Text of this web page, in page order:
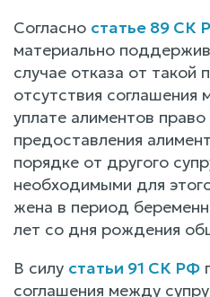
Согласно статье 89 СК
материально
случае отказа от такой
отсутствия соглашения
уплате алиментов
предоставления
порядке от другого
необходимыми для
жена в период
лет со дня рождения
В силу статьи 91 СК РФ
соглашения между